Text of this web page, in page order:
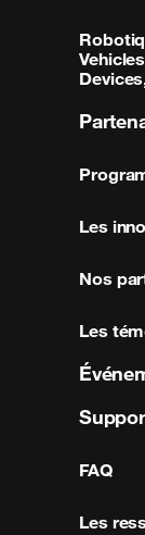
Les
Nos
Les
FAQ
Les